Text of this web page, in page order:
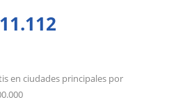
El
precio
es:
$111.112.
en ciudades principales por